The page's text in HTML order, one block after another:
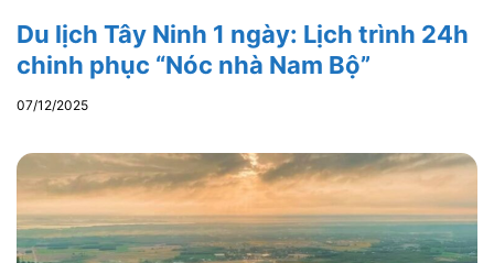
Du lịch Tây Ninh 1 ngày: Lịch trình 24h
chinh phục “Nóc nhà Nam Bộ”
07/12/2025